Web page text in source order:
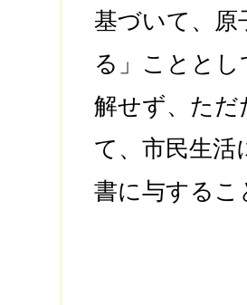
基づいて、原
る」ことと
解せず、ただ
て、市民生活
書に与する